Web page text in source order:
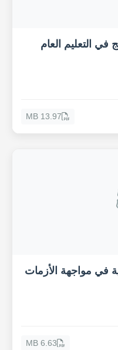
في التعليم العام
13.97 MB
في مواجهة الأزمات
6.63 MB